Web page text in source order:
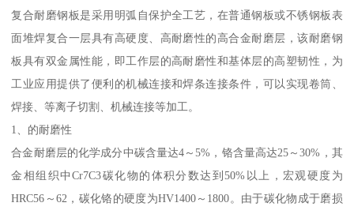
复合耐磨钢板是采用明弧自保护全工艺，在普通钢板或不锈钢板表
面堆焊复合一层具有高硬度、高耐磨性的高合金耐磨层，该耐磨钢
板具有双金属性能，即工作层的高耐磨性和基体层的高塑韧性，为
工业应用提供了便利的机械连接和焊条连接条件，可以实现卷筒、
焊接、等离子切割、机械连接等加工。
1、的耐磨性
合金耐磨层的化学成分中碳含量达4～5%，铬含量高达25～30%，其
金相组织中Cr7C3碳化物的体积分数达到50%以上，宏观硬度为
HRC56～62，碳化铬的硬度为HV1400～1800。由于碳化物成于磨损